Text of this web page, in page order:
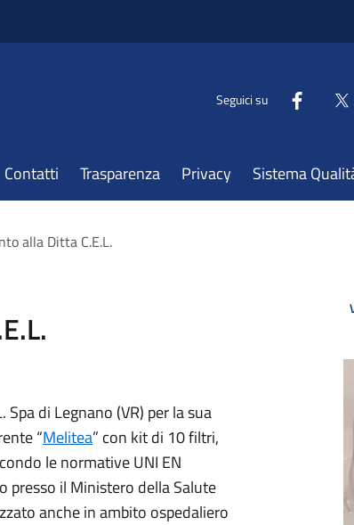
Seguici su
Contatti Trasparenza Privacy Sistema
alla Ditta C.E.L.
di Legnano (VR) per la sua
“Melitea” con kit di 10 filtri,
le normative UNI EN
presso il Ministero della Salute
anche in ambito ospedaliero